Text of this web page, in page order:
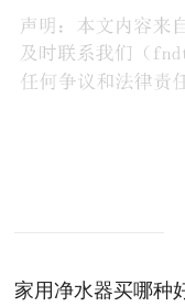
家用净水器买哪种